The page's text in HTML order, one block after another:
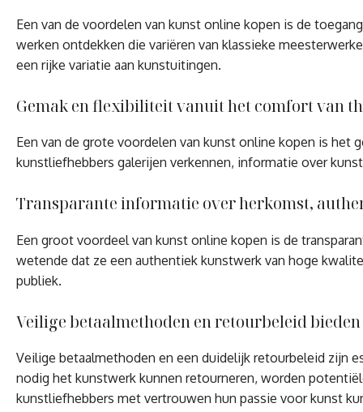
Een van de voordelen van kunst online kopen is de
werken ontdekken die variëren van klassieke
een rijke variatie aan kunstuitingen.
Gemak en flexibiliteit vanuit het comfort van
Een van de grote voordelen van kunst online kopen is
kunstliefhebbers galerijen verkennen, informatie over
Transparante informatie over herkomst,
Een groot voordeel van kunst online kopen is de
wetende dat ze een authentiek kunstwerk van hoge
publiek.
Veilige betaalmethoden en retourbeleid
Veilige betaalmethoden en een duidelijk retourbeleid zijn
nodig het kunstwerk kunnen retourneren, worden
kunstliefhebbers met vertrouwen hun passie voor kunst